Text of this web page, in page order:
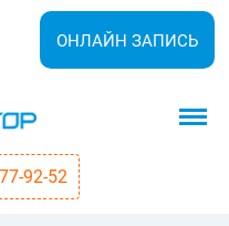
ОНЛАЙН ЗАПИСЬ
92-52